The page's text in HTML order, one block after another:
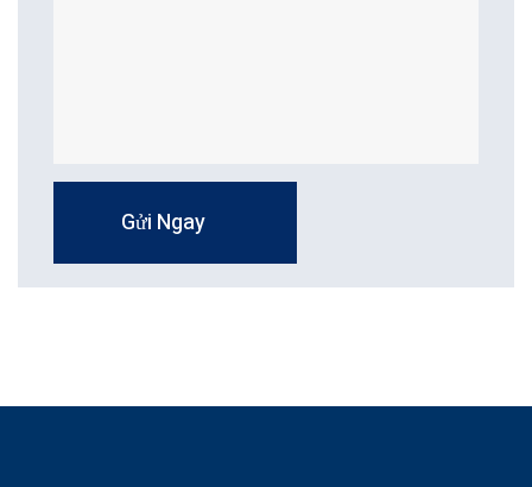
Gửi Ngay